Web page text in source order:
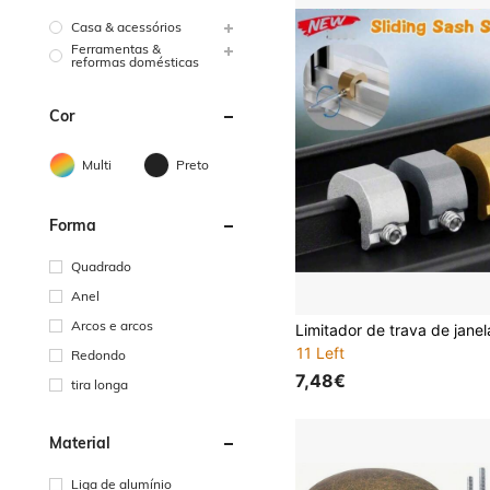
Casa & acessórios
Ferramentas &
reformas domésticas
Cor
Multi Preto
Forma
Quadrado
Anel
Arcos e arcos
Redondo
tira longa
Material
Liga de alumínio
#8 Mais Vendido
11 Left
#8 Mais Vendido
11 Left
#8 Mais Vendido
11 Left
7,48€